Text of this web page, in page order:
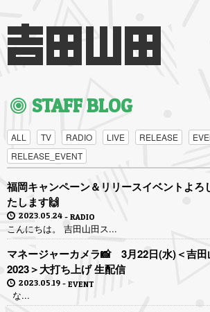
STAFF BLOG
ALL TV RADIO LIVE RELEASE
RELEASE_EVENT
福岡キャンペーン＆リリースイベントよろ
たします🙌
2023.05.24 RADIO
こんにちは。 吉田山田ス...
マネージャーカメラ📸 3月22日(水)＜吉田
2023＞大打ち上げ 生配信
2023.05.19 EVENT
な...